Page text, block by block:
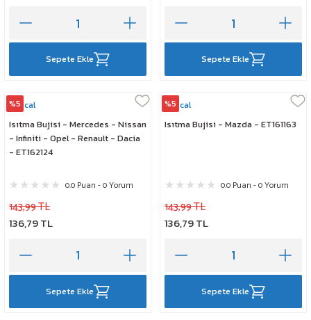
Sepete Ekle Sepete Ekle
%5
Rescal
Isıtma Bujisi - Mercedes - Nissan
- Infiniti - Opel - Renault - Dacia
- ET162124
0.0 Puan - 0 Yorum
143,99 TL
136,79 TL
Sepete Ekle
%5
Rescal
Isıtma Bujisi - Mazda - ET161163
0.0 Puan - 0 Yorum
143,99 TL
136,79 TL
Sepete Ekle